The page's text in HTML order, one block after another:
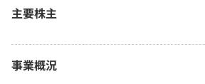
主要株主
事業概況